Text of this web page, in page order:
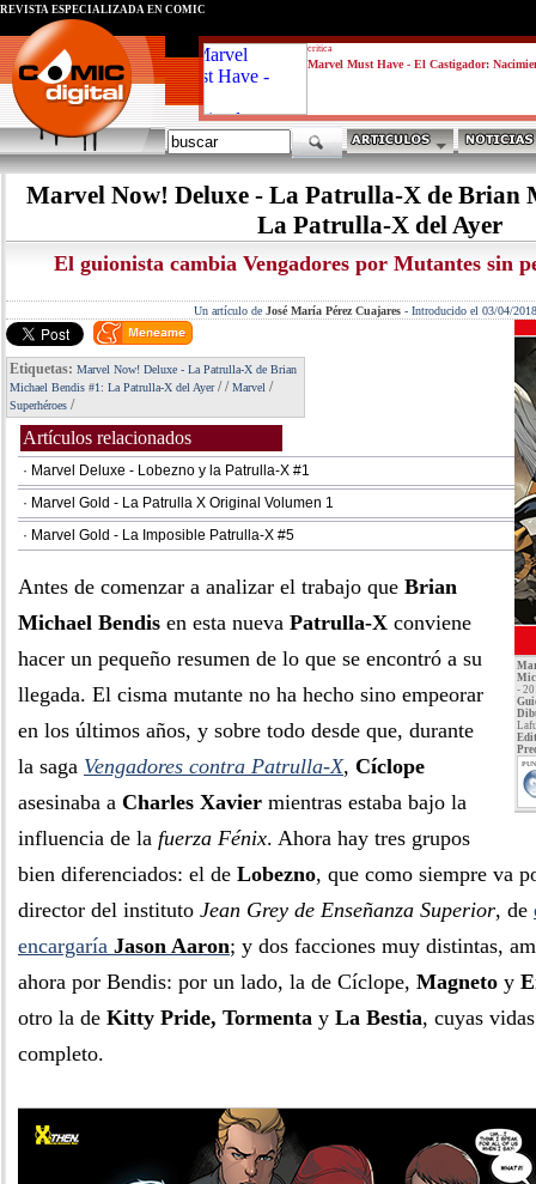
critica
Marvel Must Have - El Castigador:
REVISTA ESPECIALIZADA EN CÓMIC
Marvel Now! Deluxe - La Patrulla-X de Brian
La Patrulla-X del Ayer
El guionista cambia Vengadores por Mutantes sin
Un artículo de José María Pérez Cuajares- Introducido el 03/04/2018
-
Etiquetas: Marvel Now! Deluxe - La Patrulla-X de Brian
Michael Bendis #1: La Patrulla-X del Ayer//Marvel /
Superhéroes /
Artículos relacionados
· Marvel Deluxe - Lobezno y la Patrulla-X #1
· Marvel Gold - La Patrulla X Original Volumen 1
· Marvel Gold - La Imposible Patrulla-X #5
Antes de comenzar a analizar el trabajo que Brian
Michael Bendis en esta nueva Patrulla-X conviene
hacer un pequeño resumen de lo que se encontró a su
llegada. El cisma mutante no ha hecho sino empeorar
en los últimos años, y sobre todo desde que, durante
la saga Vengadores contra Patrulla-X, Cíclope
asesinaba a Charles Xavier mientras estaba bajo la
influencia de la fuerza Fénix. Ahora hay tres grupos
bien diferenciados: el de Lobezno, que como siempre va
director del instituto Jean Grey de Enseñanza Superior, de
encargaría Jason Aaron; y dos facciones muy distintas,
ahora por Bendis: por un lado, la de Cíclope, Magneto y
otro la de Kitty Pride, Tormenta y La Bestia, cuyas
completo.